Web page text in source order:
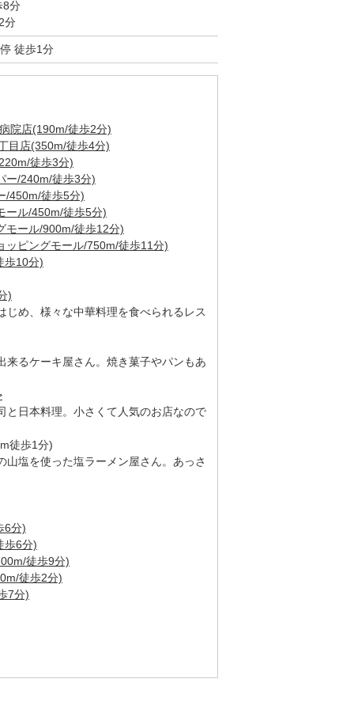
8分
分
徒歩1分
院店(190m/徒歩2分)
目店(350m/徒歩4分)
徒歩3分)
ー/240m/徒歩3分)
/450m/徒歩5分)
ール/450m/徒歩5分)
モール/900m/徒歩12分)
ッピングモール/750m/徒歩11分)
歩10分)
)
じめ、様々な中華料理を食べられるレス
来るケーキ屋さん。焼き菓子やパンもあ
と日本料理。小さくて人気のお店なので
徒歩1分)
山塩を使った塩ラーメン屋さん。あっさ
6分)
歩6分)
徒歩9分)
徒歩2分)
7分)